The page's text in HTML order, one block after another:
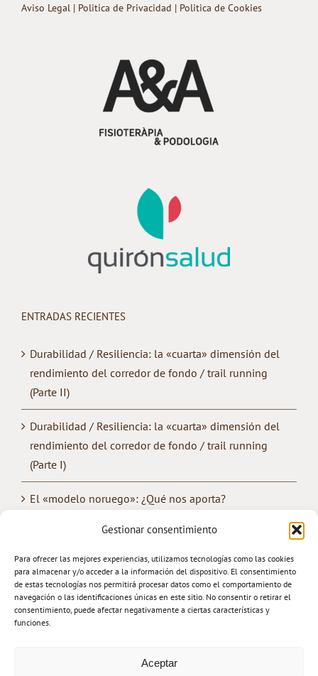
Gestionar consentimiento
Para ofrecer las mejores experiencias, utilizamos tecnologías como las cookies
para almacenar y/o acceder a la información del dispositivo. El consentimiento
de estas tecnologías nos permitirá procesar datos como el comportamiento de
navegación o las identificaciones únicas en este sitio. No consentir o retirar el
consentimiento, puede afectar negativamente a ciertas características y
funciones.
Aceptar
Aviso Legal | Politica de Privacidad | Politica de Cookies
ENTRADAS RECIENTES
Durabilidad / Resiliencia: la «cuarta» dimensión del
rendimiento del corredor de fondo / trail running
(Parte II)
Durabilidad / Resiliencia: la «cuarta» dimensión del
rendimiento del corredor de fondo / trail running
(Parte I)
El «modelo noruego»: ¿Qué nos aporta?
¿Cómo mejorar la «convivencia» entre los
Trail Running: Entrenamiento & Rendimiento